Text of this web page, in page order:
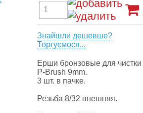
Знайшли дешевше?
Торгуємося...
Ерши бронзовые для
P-Brush 9mm.
3 шт. в пачке.
Резьба 8/32 внешняя.